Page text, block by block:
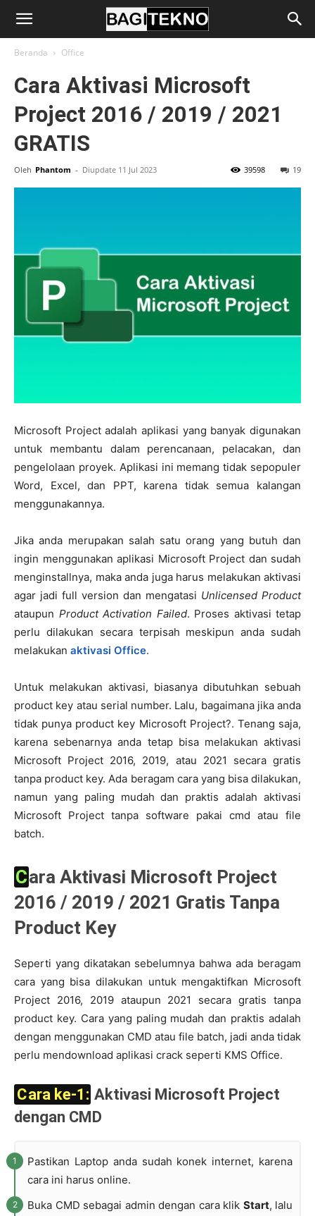
BagiTekno
Beranda Office
Cara Aktivasi Microsoft
Project 2016 / 2019 / 2021
GRATIS
Oleh Phantom - Diupdate 11 Jul 2023 19
39598
Microsoft Project adalah aplikasi yang banyak digunakan
untuk membantu dalam perencanaan, pelacakan, dan
pengelolaan proyek. Aplikasi ini memang tidak sepopuler
Word, Excel, dan PPT, karena tidak semua kalangan
menggunakannya.
Jika anda merupakan salah satu orang yang butuh dan
ingin menggunakan aplikasi Microsoft Project dan sudah
menginstallnya, maka anda juga harus melakukan aktivasi
agar jadi full version dan mengatasi Unlicensed Product
ataupun Product Activation Failed. Proses aktivasi tetap
perlu dilakukan secara terpisah meskipun anda sudah
melakukan aktivasi Office.
Untuk melakukan aktivasi, biasanya dibutuhkan sebuah
product key atau serial number. Lalu, bagaimana jika anda
tidak punya product key Microsoft Project?. Tenang saja,
karena sebenarnya anda tetap bisa melakukan aktivasi
Microsoft Project 2016, 2019, atau 2021 secara gratis
tanpa product key. Ada beragam cara yang bisa dilakukan,
namun yang paling mudah dan praktis adalah aktivasi
Microsoft Project tanpa software pakai cmd atau file
batch.
Cara Aktivasi Microsoft Project
2016 / 2019 / 2021 Gratis Tanpa
Product Key
Seperti yang dikatakan sebelumnya bahwa ada beragam
cara yang bisa dilakukan untuk mengaktifkan Microsoft
Project 2016, 2019 ataupun 2021 secara gratis tanpa
product key. Cara yang paling mudah dan praktis adalah
dengan menggunakan CMD atau file batch, jadi anda tidak
perlu mendownload aplikasi crack seperti KMS Office.
Cara ke-1: Aktivasi Microsoft Project
dengan CMD
Pastikan Laptop anda sudah konek internet, karena
cara ini harus online.
Buka CMD sebagai admin dengan cara klik Start, lalu